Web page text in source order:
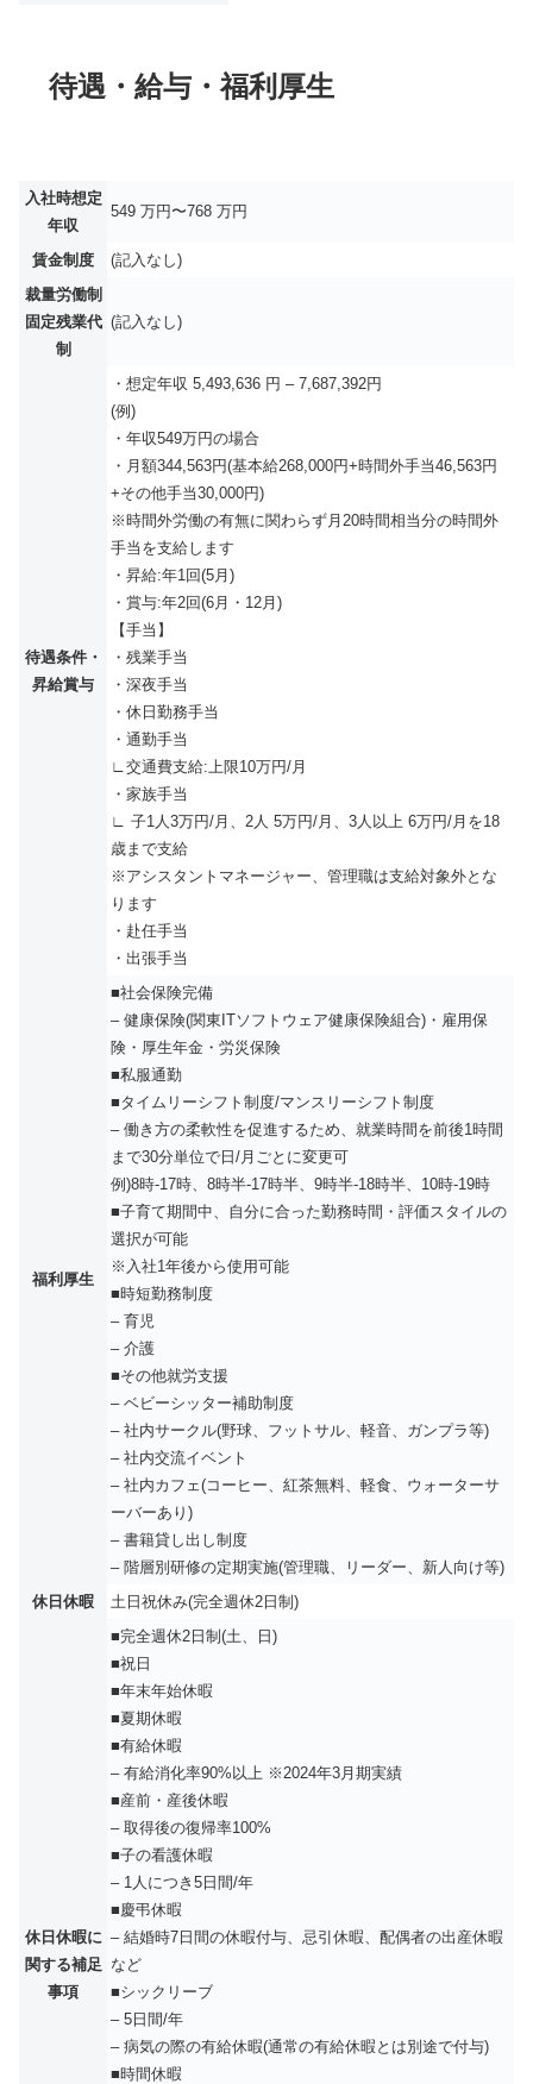
待遇・給与・福利厚生
入社時想定
年収
549 万円〜768 万円
賃金制度
(記入なし)
裁量労働制
固定残業代
制
(記入なし)
待遇条件・
昇給賞与
・想定年収 5,493,636 円 – 7,687,392円
(例)
・年収549万円の場合
・月額344,563円(基本給268,000円+時間外手当46,563円
+その他手当30,000円)
※時間外労働の有無に関わらず月20時間相当分の時間外
手当を支給します
・昇給:年1回(5月)
・賞与:年2回(6月・12月)
【手当】
・残業手当
・深夜手当
・休日勤務手当
・通勤手当
∟交通費支給:上限10万円/月
・家族手当
∟ 子1人3万円/月、2人 5万円/月、3人以上 6万円/月を18
歳まで支給
※アシスタントマネージャー、管理職は支給対象外とな
ります
・赴任手当
・出張手当
福利厚生
■社会保険完備
– 健康保険(関東ITソフトウェア健康保険組合)・雇用保
険・厚生年金・労災保険
■私服通勤
■タイムリーシフト制度/マンスリーシフト制度
– 働き方の柔軟性を促進するため、就業時間を前後1時間
まで30分単位で日/月ごとに変更可
例)8時-17時、8時半-17時半、9時半-18時半、10時-19時
■子育て期間中、自分に合った勤務時間・評価スタイルの
選択が可能
※入社1年後から使用可能
■時短勤務制度
– 育児
– 介護
■その他就労支援
– ベビーシッター補助制度
– 社内サークル(野球、フットサル、軽音、ガンプラ等)
– 社内交流イベント
– 社内カフェ(コーヒー、紅茶無料、軽食、ウォーターサ
ーバーあり)
– 書籍貸し出し制度
– 階層別研修の定期実施(管理職、リーダー、新人向け等)
休日休暇
土日祝休み(完全週休2日制)
休日休暇に
関する補足
事項
■完全週休2日制(土、日)
■祝日
■年末年始休暇
■夏期休暇
■有給休暇
– 有給消化率90%以上 ※2024年3月期実績
■産前・産後休暇
– 取得後の復帰率100%
■子の看護休暇
– 1人につき5日間/年
■慶弔休暇
– 結婚時7日間の休暇付与、忌引休暇、配偶者の出産休暇
など
■シックリーブ
– 5日間/年
– 病気の際の有給休暇(通常の有給休暇とは別途で付与)
■時間休暇